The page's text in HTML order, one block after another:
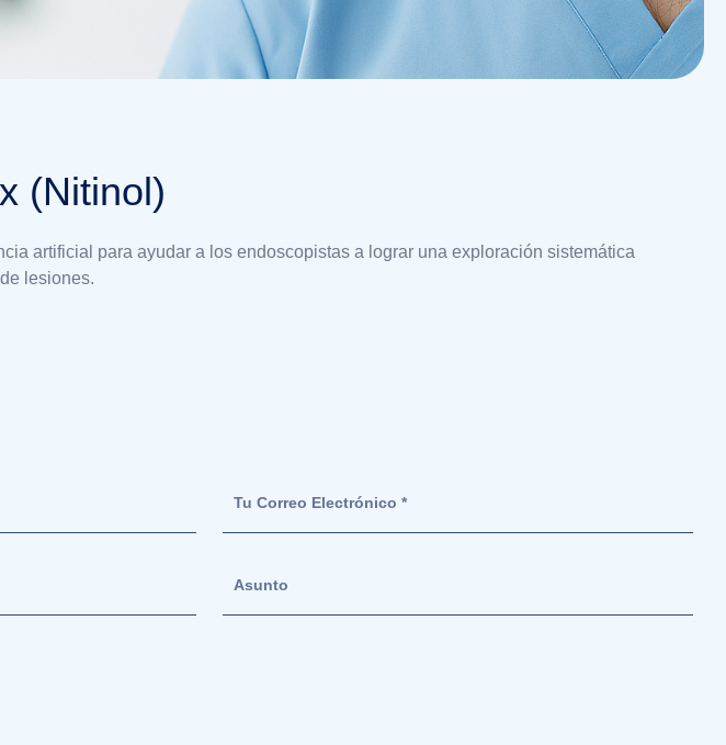
(Nitinol)
artificial para ayudar a los endoscopistas a lograr una exploración sistemática
lesiones.